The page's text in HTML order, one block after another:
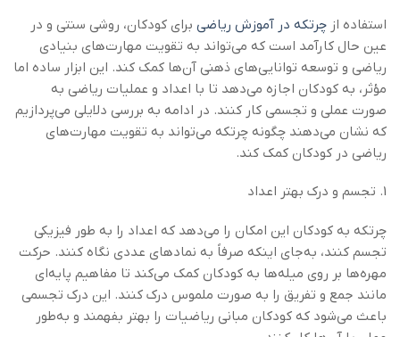
استفاده از چرتکه در آموزش ریاضی برای کودکان، روشی سنتی و در
عین حال کارآمد است که می‌تواند به تقویت مهارت‌های بنیادی
ریاضی و توسعه توانایی‌های ذهنی آن‌ها کمک کند. این ابزار ساده اما
مؤثر، به کودکان اجازه می‌دهد تا با اعداد و عملیات ریاضی به
صورت عملی و تجسمی کار کنند. در ادامه به بررسی دلایلی می‌پردازیم
که نشان می‌دهند چگونه چرتکه می‌تواند به تقویت مهارت‌های
ریاضی در کودکان کمک کند.
1. تجسم و درک بهتر اعداد
چرتکه به کودکان این امکان را می‌دهد که اعداد را به طور فیزیکی
تجسم کنند، به‌جای اینکه صرفاً به نمادهای عددی نگاه کنند. حرکت
مهره‌ها بر روی میله‌ها به کودکان کمک می‌کند تا مفاهیم پایه‌ای
مانند جمع و تفریق را به صورت ملموس درک کنند. این درک تجسمی
باعث می‌شود که کودکان مبانی ریاضیات را بهتر بفهمند و به‌طور